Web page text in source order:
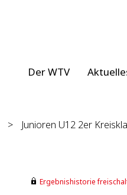
Der WTV
>
Junioren U12 2er
Ergebnishistorie